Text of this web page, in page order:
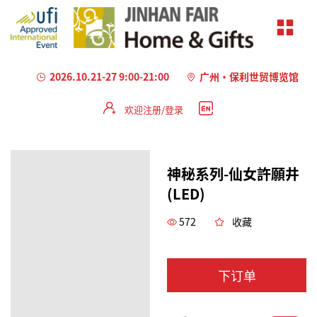
2026.10.21-27 9:00-21:00 广州·保利世贸博览馆
欢迎注册/登录
神秘系列-仙女許願井
(LED)
572 收藏
下订单